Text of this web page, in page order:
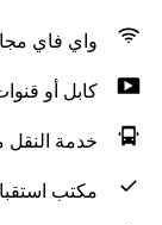
واي فاي
كابل أو
خدمة النقل
مكتب استقبال